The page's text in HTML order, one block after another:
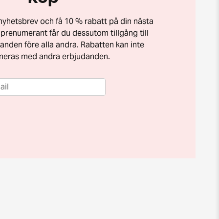
och få 10 % rabatt på din nästa
får du dessutom tillgång till
före alla andra. Rabatten kan inte
med andra erbjudanden.